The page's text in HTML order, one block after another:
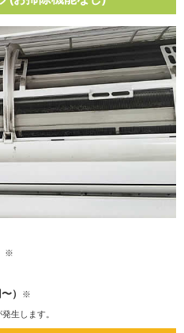
※
） ※
生します。